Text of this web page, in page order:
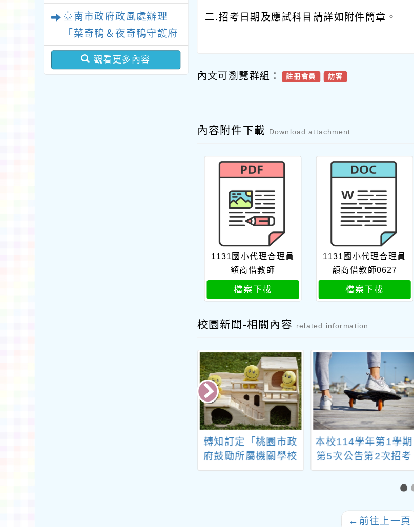
臺南市政府政風處辦理
「菜奇鴨＆夜奇鴨守護府
城．反賄選知識大挑戰」
網路有獎徵答活動
觀看更多內容
二.招考日期及應試科目請詳如附件簡章。
內文可瀏覽群組： 註冊會員 訪客
內容附件下載 Download attachment
1131國小代理合理員
額商借教師
檔案下載
1131國小代理合理員
額商借教師0627
檔案下載
校園新聞-相關內容 related information
轉知訂定「桃園市政
府鼓勵所屬機關學校
及事業機構員工提升
本校114學年第1學期
第5次公告第2次招考
代理教師甄選錄取公
告。 【本次甄選採一
額倘補滿不再進行下
← 前往上一頁